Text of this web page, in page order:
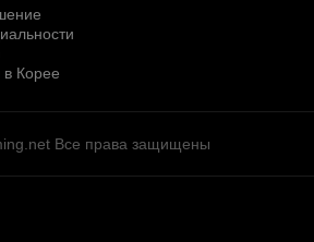
в Корее
Все права защищены